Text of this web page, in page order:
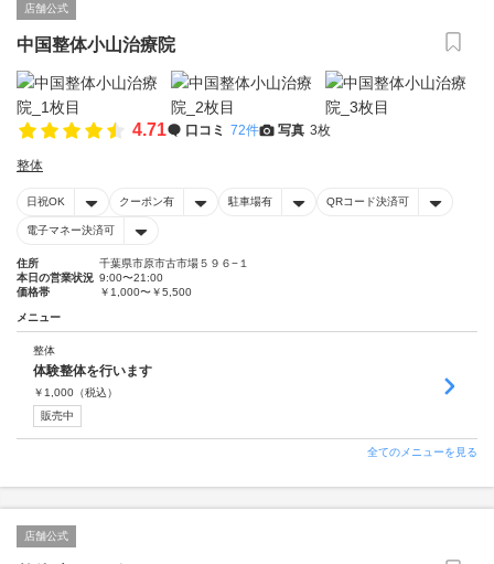
店舗公式
中国整体小山治療院
4.71 口コミ 72件 写真 3枚
整体
日祝OK クーポン有 駐車場有 QRコード決済可
電子マネー決済可
住所
千葉県市原市古市場５９６−１
本日の営業状況 9:00〜21:00
価格帯
￥1,000〜￥5,500
メニュー
整体
体験整体を行います
￥ 1,000 （税込）
販売中
全てのメニューを見る
店舗公式